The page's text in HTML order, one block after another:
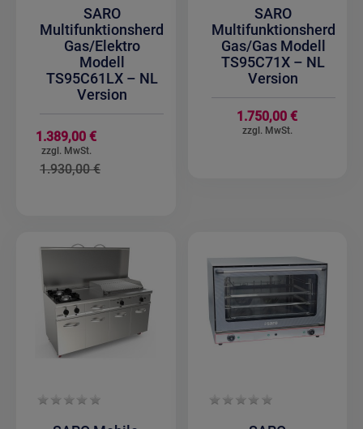
SARO
Multifunktionsherd
Gas/Elektro
Modell
TS95C61LX – NL
Version
1.389,00 €
1.930,00 €
SARO
Multifunktionsherd
Gas/Gas Modell
TS95C71X – NL
Version
1.750,00 €